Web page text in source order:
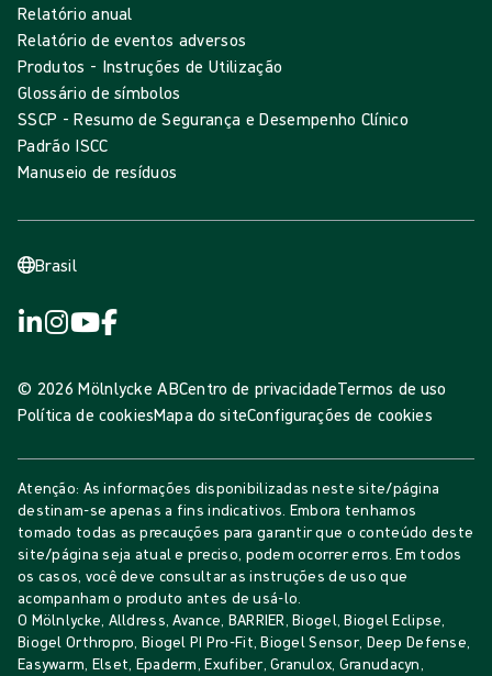
Relatório anual
Relatório de eventos adversos
Produtos - Instruções de Utilização
Glossário de símbolos
SSCP - Resumo de Segurança e Desempenho Clínico
Padrão ISCC
Manuseio de resíduos
Brasil
© 2026 Mölnlycke ABCentro de privacidadeTermos de uso
Política de cookiesMapa do siteConfigurações de cookies
Atenção: As informações disponibilizadas neste site/página
destinam-se apenas a fins indicativos. Embora tenhamos
tomado todas as precauções para garantir que o conteúdo deste
site/página seja atual e preciso, podem ocorrer erros. Em todos
os casos, você deve consultar as instruções de uso que
acompanham o produto antes de usá-lo.
O Mölnlycke, Alldress, Avance, BARRIER, Biogel, Biogel Eclipse,
Biogel Orthropro, Biogel PI Pro-Fit, Biogel Sensor, Deep Defense,
Easywarm, Elset, Epaderm, Exufiber, Granulox, Granudacyn,